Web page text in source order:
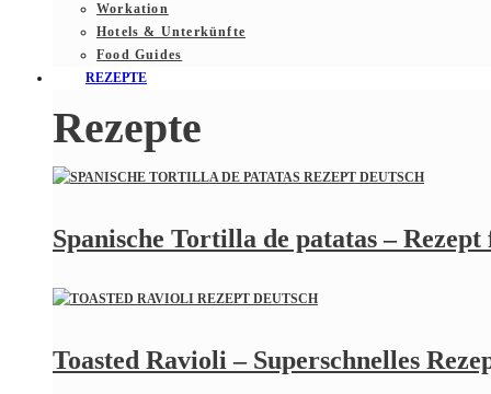
Workation
Hotels & Unterkünfte
Food Guides
REZEPTE
Rezepte
Spanische Tortilla de patatas –
Toasted Ravioli – Superschnelles